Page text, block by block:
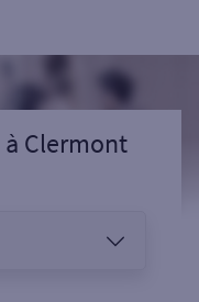
à Clermont